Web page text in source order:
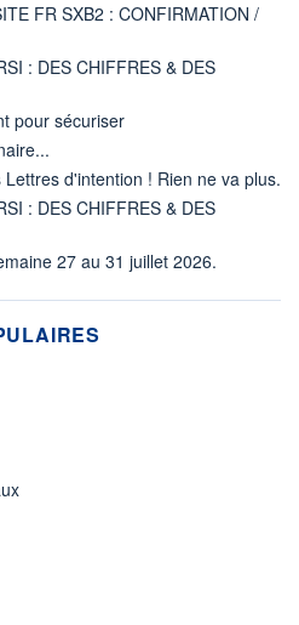
FR SXB2 : CONFIRMATION /
: DES CHIFFRES & DES
pour sécuriser
d'intention ! Rien ne va plus.
: DES CHIFFRES & DES
27 au 31 juillet 2026.